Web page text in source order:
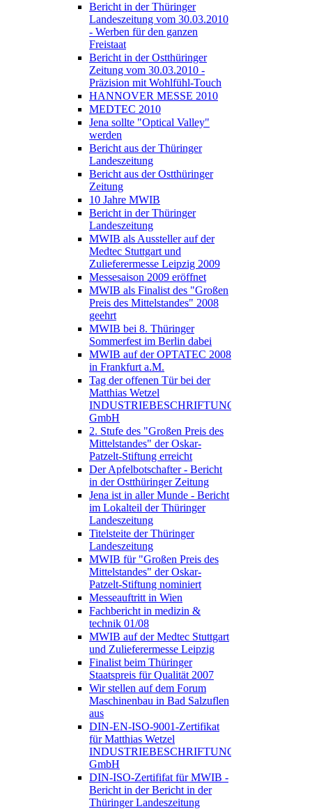
Bericht in der Thüringer
Landeszeitung vom 30.03.2010
- Werben für den ganzen
Freistaat
Bericht in der Ostthüringer
Zeitung vom 30.03.2010 -
Präzision mit Wohlfühl-Touch
HANNOVER MESSE 2010
MEDTEC 2010
Jena sollte "Optical Valley"
werden
Bericht aus der Thüringer
Landeszeitung
Bericht aus der Ostthüringer
Zeitung
10 Jahre MWIB
Bericht in der Thüringer
Landeszeitung
MWIB als Aussteller auf der
Medtec Stuttgart und
Zulieferermesse Leipzig 2009
Messesaison 2009 eröffnet
MWIB als Finalist des "Großen
Preis des Mittelstandes" 2008
geehrt
MWIB bei 8. Thüringer
Sommerfest im Berlin dabei
MWIB auf der OPTATEC 2008
in Frankfurt a.M.
Tag der offenen Tür bei der
Matthias Wetzel
INDUSTRIEBESCHRIFTUNGEN
GmbH
2. Stufe des "Großen Preis des
Mittelstandes" der Oskar-
Patzelt-Stiftung erreicht
Der Apfelbotschafter - Bericht
in der Ostthüringer Zeitung
Jena ist in aller Munde - Bericht
im Lokalteil der Thüringer
Landeszeitung
Titelsteite der Thüringer
Landeszeitung
MWIB für "Großen Preis des
Mittelstandes" der Oskar-
Patzelt-Stiftung nominiert
Messeauftritt in Wien
Fachbericht in medizin &
technik 01/08
MWIB auf der Medtec Stuttgart
und Zulieferermesse Leipzig
Finalist beim Thüringer
Staatspreis für Qualität 2007
Wir stellen auf dem Forum
Maschinenbau in Bad Salzuflen
aus
DIN-EN-ISO-9001-Zertifikat
für Matthias Wetzel
INDUSTRIEBESCHRIFTUNGEN
GmbH
DIN-ISO-Zertififat für MWIB -
Bericht in der Bericht in der
Thüringer Landeszeitung